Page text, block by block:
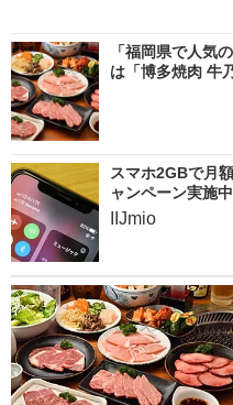
「福岡県で人気
は「博多焼肉 牛
スマホ2GBで月
ャンペーン実施中
IIJmio